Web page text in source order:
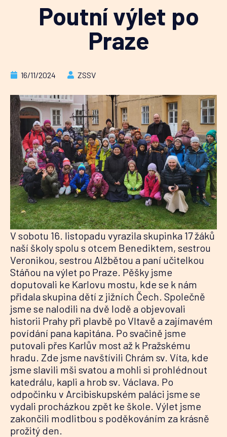
Poutní výlet po
Praze
16/11/2024 ZSSV
V sobotu 16. listopadu vyrazila skupinka 17 žáků
naší školy spolu s otcem Benediktem, sestrou
Veronikou, sestrou Alžbětou a paní učitelkou
Stáňou na výlet po Praze. Pěšky jsme
doputovali ke Karlovu mostu, kde se k nám
přidala skupina dětí z jižních Čech. Společně
jsme se nalodili na dvě lodě a objevovali
historii Prahy při plavbě po Vltavě a zajímavém
povídání pana kapitána. Po svačině jsme
putovali přes Karlův most až k Pražskému
hradu. Zde jsme navštívili Chrám sv. Víta, kde
jsme slavili mši svatou a mohli si prohlédnout
katedrálu, kapli a hrob sv. Václava. Po
odpočinku v Arcibiskupském paláci jsme se
vydali procházkou zpět ke škole. Výlet jsme
zakončili modlitbou s poděkováním za krásně
prožitý den.